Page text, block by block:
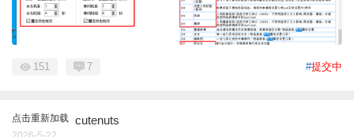
#提交中
151 7
点击重新加载 cutenuts